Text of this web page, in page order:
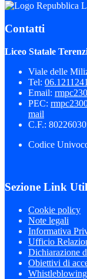
Contatti
Liceo Statale
Viale delle
Tel:
Email:
PEC:
mail
C.F.:
Codice
Sezione Link
Cookie policy
Note legali
Informativa
Ufficio
Dichiarazione
Obiettivi di
Whistleblowing